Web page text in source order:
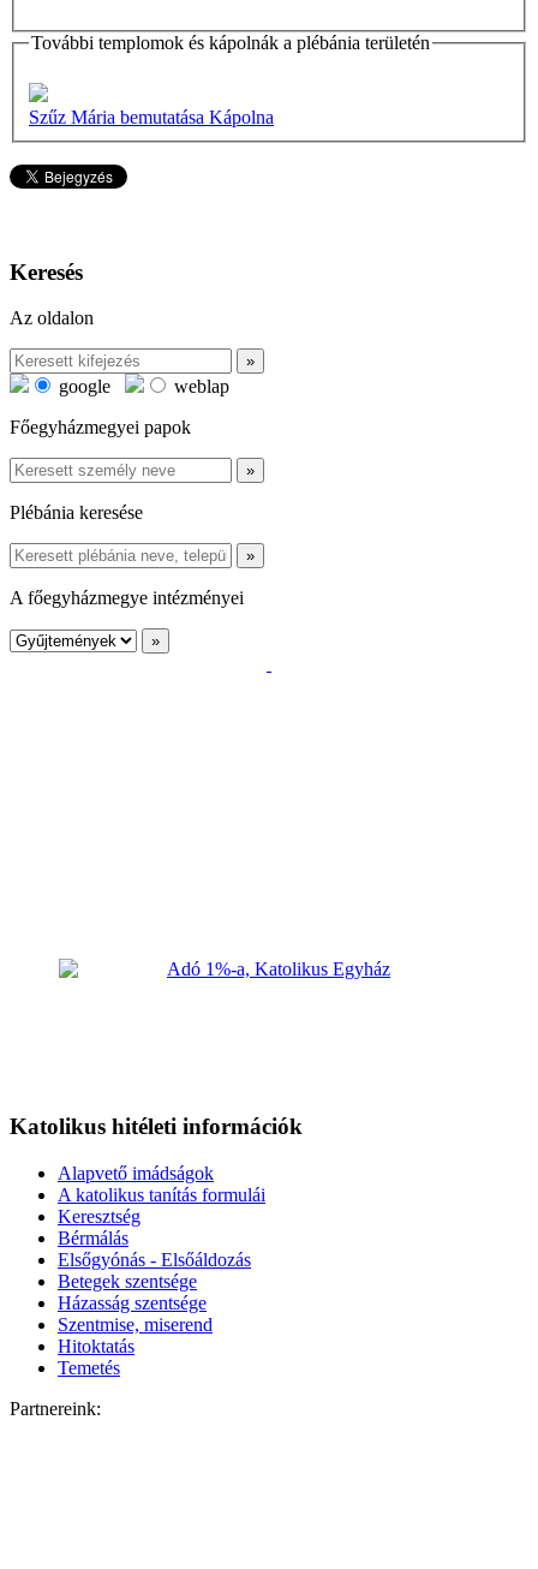
További templomok és kápolnák a plébánia területén
Szűz Mária bemutatása Kápolna
Keresés
Az oldalon
google
weblap
Főegyházmegyei papok
Plébánia keresése
A főegyházmegye intézményei
Katolikus hitéleti információk
Alapvető imádságok
A katolikus tanítás formulái
Keresztség
Bérmálás
Elsőgyónás - Elsőáldozás
Betegek szentsége
Házasság szentsége
Szentmise, miserend
Hitoktatás
Temetés
Partnereink: